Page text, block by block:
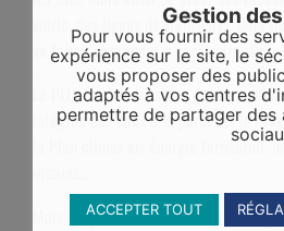
voirie, des lignes de transport… Cela
va falloir apprendre à construire sur
Le PLUi traduit aussi les grandes
intégrée des eaux à la parcelle, le
le Plan climat air énergie territorial, le
Mais s’il permet d’harmoniser les
Gestion
Pour vous fournir des
expérience sur le site, le
vous proposer des
adaptés à vos centres
permettre de partager des
ACCEPTER TOUT